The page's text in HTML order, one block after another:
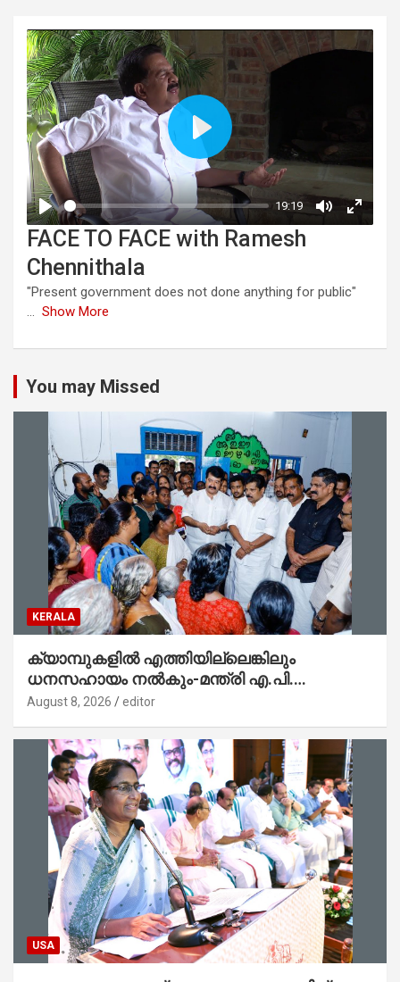
FACE TO FACE with Ramesh
Chennithala
"Present government does not done anything for public"
... Show More
You may Missed
KERALA
ക്യാമ്പുകളിൽ എത്തിയില്ലെങ്കിലും
ധനസഹായം നൽകും-മന്ത്രി എ.പി.
അനിൽകുമാർ
August 8, 2026 editor
USA